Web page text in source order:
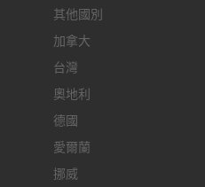
其他國別
加拿大
台灣
奧地利
德國
愛爾蘭
挪威